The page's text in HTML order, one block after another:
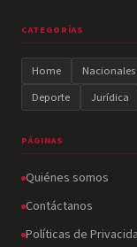
CATEGORÍAS
Home Nacionales
Deporte
Jurídica
PÁGINAS
Quiénes somos
Contáctanos
Políticas de